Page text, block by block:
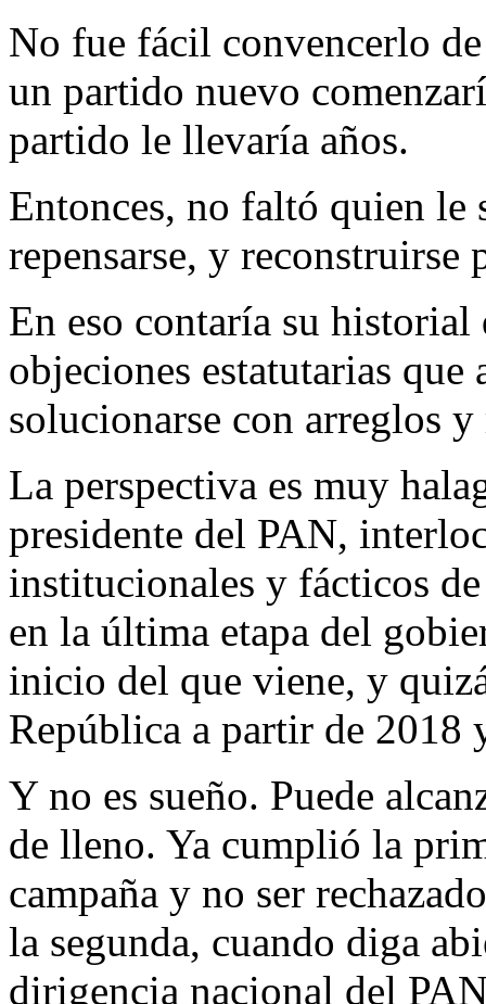
No fue fácil convencerlo
un partido nuevo
partido le llevaría años.
Entonces, no faltó quien le
repensarse, y reconstruirse
En eso contaría su
objeciones estatutarias
solucionarse con arreglos
La perspectiva es muy
presidente del PAN,
institucionales y fácticos
en la última etapa del
inicio del que viene, y
República a partir de 2018
Y no es sueño. Puede
de lleno. Ya cumplió la
campaña y no ser
la segunda, cuando diga
dirigencia nacional del